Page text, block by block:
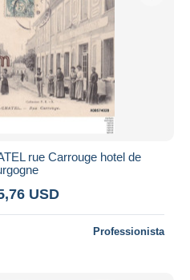
rue Carrouge hotel de
USD
Professionista